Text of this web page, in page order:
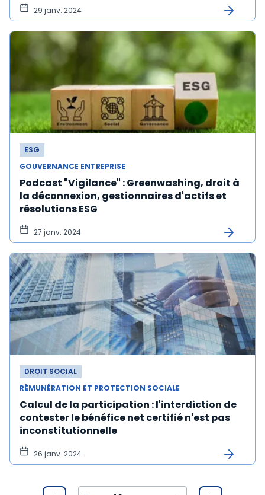
29 janv. 2024
ESG
GOUVERNANCE ENTREPRISE
Podcast "Vigilance" : Greenwashing, droit à
la déconnexion, gestionnaires d'actifs et
résolutions ESG
27 janv. 2024
DROIT SOCIAL
RÉMUNÉRATION ET PROTECTION SOCIALE
Calcul de la participation : l'interdiction de
contester le bénéfice net certifié n'est pas
inconstitutionnelle
26 janv. 2024